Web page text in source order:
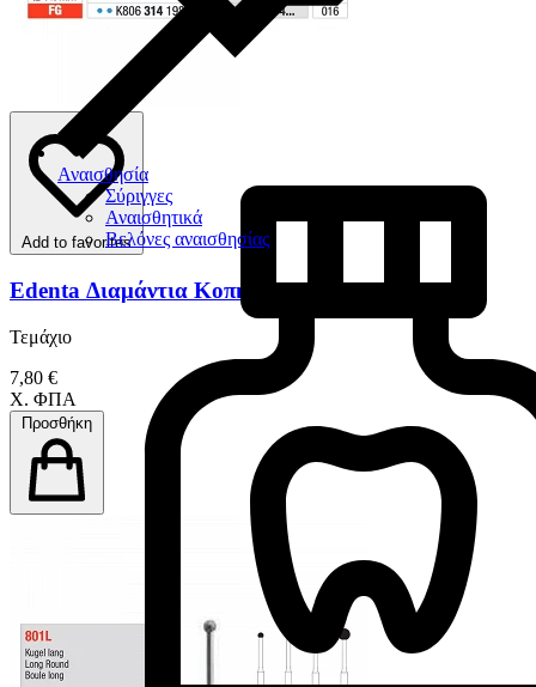
Αναισθησία
Σύριγγες
Αναισθητικά
Βελόνες αναισθησίας
Add to favorites
Edenta Διαμάντια Κοπής Ζιρκονίου
Τεμάχιο
7,80 €
Χ. ΦΠΑ
Προσθήκη